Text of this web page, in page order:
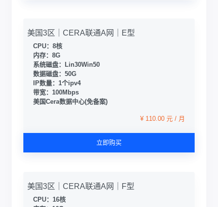
美国3区｜CERA联通A网｜E型
CPU：8核
内存：8G
系统磁盘：Lin30Win50
数据磁盘：50G
IP数量：1个ipv4
带宽：100Mbps
美国Cera数据中心(免备案)
¥ 110.00 元 / 月
立即购买
美国3区｜CERA联通A网｜F型
CPU：16核